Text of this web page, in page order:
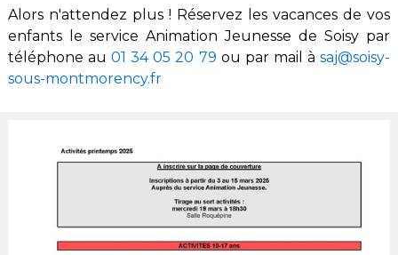
Alors n'attendez plus ! Réservez les vacances de vos
enfants le service Animation Jeunesse de Soisy par
téléphone au01 34 05 20 79 ou par mail àsaj@soisy-
sous-montmorency.fr